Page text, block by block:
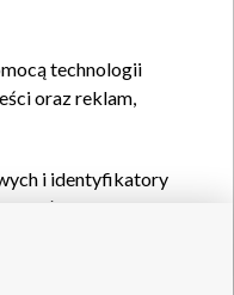
technologii
oraz reklam,
i identyfikatory
wydajności